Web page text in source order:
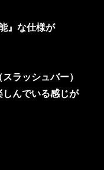
』な仕様が
ラッシュバー）
んでいる感じが